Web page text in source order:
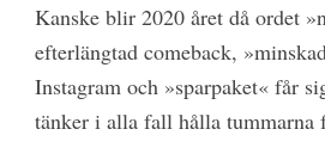
Kanske blir 2020 året då ordet
efterlängtad comeback,
Instagram och »sparpaket« får
tänker i alla fall hålla tummarna